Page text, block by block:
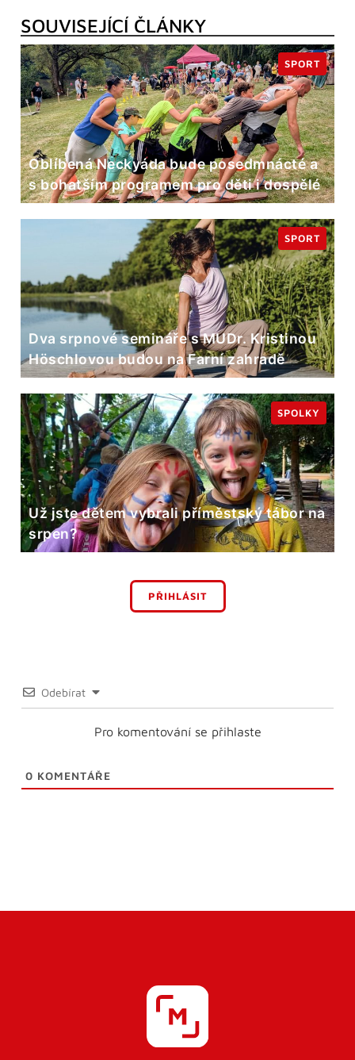
SOUVISEJÍCÍ ČLÁNKY
Oblíbená Neckyáda bude posedmnácté a
s bohatším programem pro děti i dospělé
SPORT
Dva srpnové semináře s MUDr. Kristinou
Höschlovou budou na Farní zahradě
SPORT
Už jste dětem vybrali příměstský tábor na
srpen?
SPOLKY
PŘIHLÁSIT
Odebírat
Pro komentování se přihlaste
0 KOMENTÁŘE